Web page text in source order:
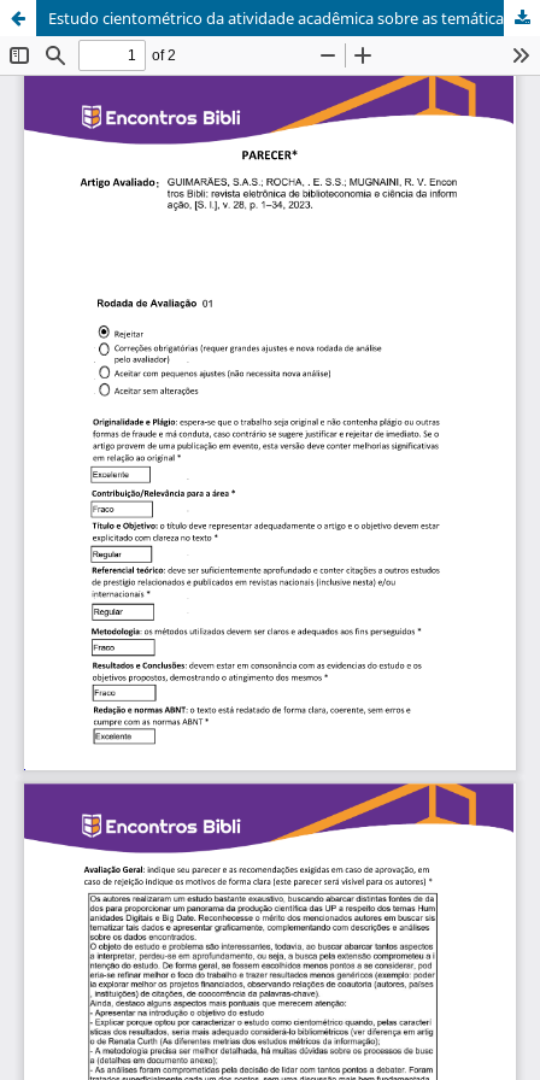
Estudo cientométrico da atividade acadêmica sobre as temáticas de humanidades digitais e big data nas universidades estaduais paulistas